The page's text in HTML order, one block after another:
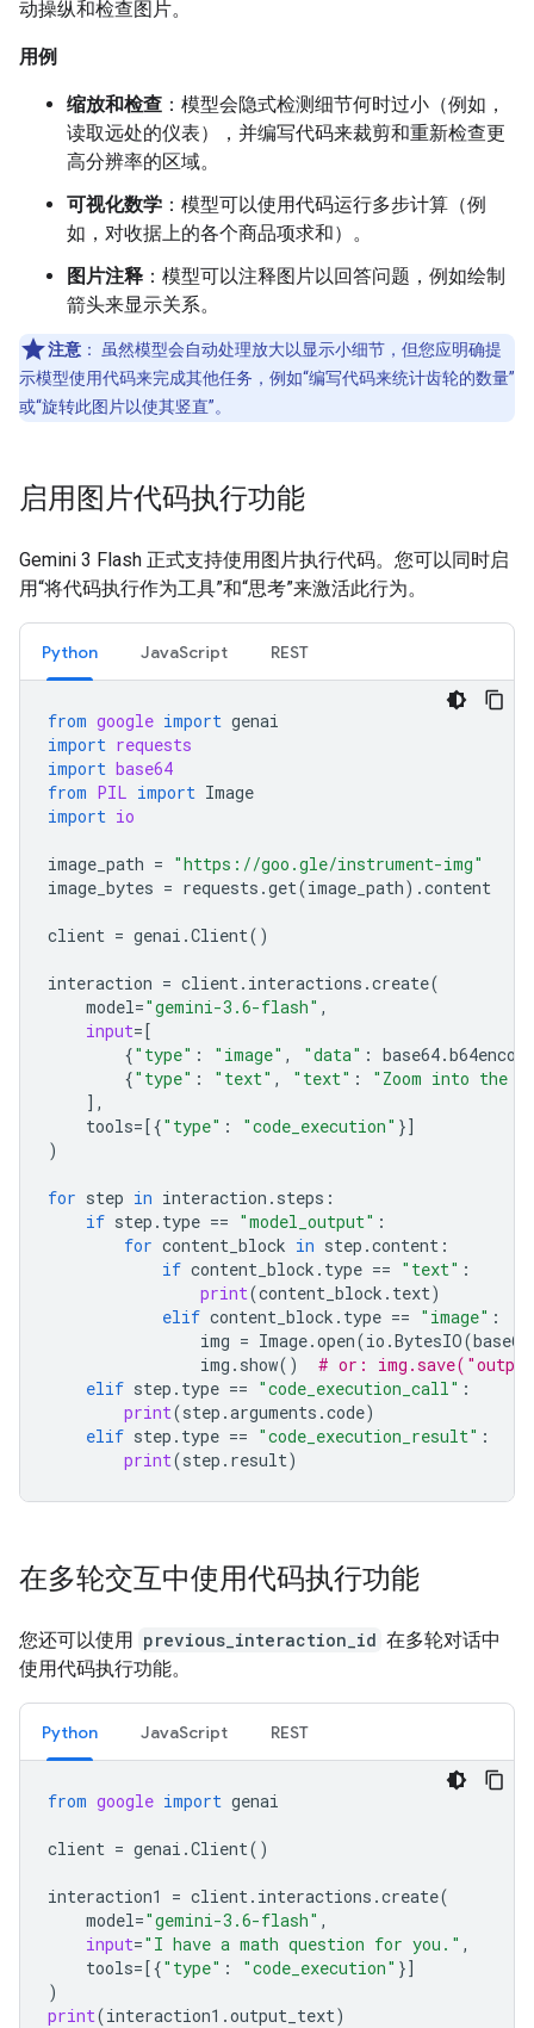
动操纵和检查图片。
用例
缩放和检查 ：模型会隐式检测细节何时过小（例如，
读取远处的仪表），并编写代码来裁剪和重新检查更
高分辨率的区域。
可视化数学 ：模型可以使用代码运行多步计算（例
如，对收据上的各个商品项求和）。
图片注释 ：模型可以注释图片以回答问题，例如绘制
箭头来显示关系。
注意 ：
虽然模型会自动处理放大以显示小细节，但您应明确提
示模型使用代码来完成其他任务，例如“编写代码来统计齿轮的数量”
或“旋转此图片以使其竖直”。
启用图片代码执行功能
Gemini 3 Flash 正式支持使用图片执行代码。您可以同时启
用“将代码执行作为工具”和“思考”来激活此行为。
Python JavaScript REST
from google import genai
import requests
import base64
from PIL import Image
import io
image_path = "https://goo.gle/instrument-img"
image_bytes = requests .get(image_path) .content
client = genai .Client()
interaction = client. interactions .create(
model="gemini-3.6-flash" ,
input=[
{"type" : "image" , "data" : base64.b64encode
{"type" : "text" , "text" :
"Zoom into the
],
tools=[{"type" : "code_execution" }]
)
for step in interaction . steps :
if step . type == "model_output" :
for content_block in step .content :
if content_block . type == "text" :
print(content_block . text)
elif content_block . type == "image" :
img = Image.open(io .BytesIO(base64
img . show()
# or:
elif step . type == "code_execution_call" :
print(step .arguments .code)
elif step . type == "code_execution_result" :
print(step . result)
在多轮交互中使用代码执行功能
您还可以使用 previous_interaction_id 在多轮对话中
使用代码执行功能。
Python JavaScript REST
from google import genai
client = genai .Client()
interaction1 = client. interactions .create(
model="gemini-3.6-flash" ,
input="I have a math question for you." ,
tools=[{"type" : "code_execution" }]
)
print(interaction1 .output_text)